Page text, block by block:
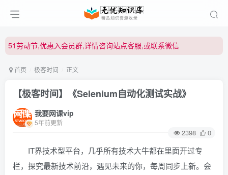
51劳动节,优惠入会员群,详情咨询站点客服,或联系微信
51劳动节,优惠入会员群,详情咨询站点客服,或联系微信
首页 极客时间 正文
【极客时间】《Selenium自动化测试实战》
我要网课vip
5年前更新
2398 0
IT界技术型平台，几乎所有技术大牛都在里面开过专
栏，探究最新技术前沿，遇见未来的你，每周同步上新。会